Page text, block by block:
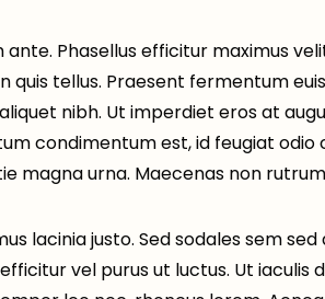
Phasellus efficitur maximus
tellus. Praesent fermentum
nibh. Ut imperdiet eros at
condimentum est, id feugiat
magna urna. Maecenas non
lacinia justo. Sed sodales sem
vel purus ut luctus. Ut iaculis